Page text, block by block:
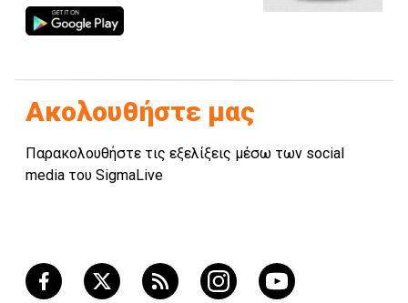
Ακολουθήστε μας
Παρακολουθήστε τις εξελίξεις μέσω των social
media του SigmaLive